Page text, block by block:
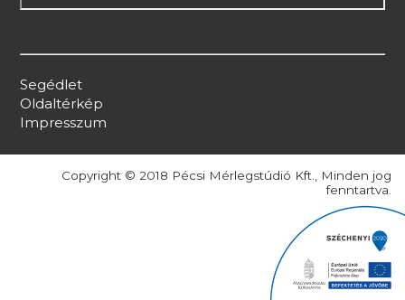
Segédlet
Oldaltérkép
Impresszum
Copyright © 2018 Pécsi Mérlegstúdió Kft., Minden jog
fenntartva.